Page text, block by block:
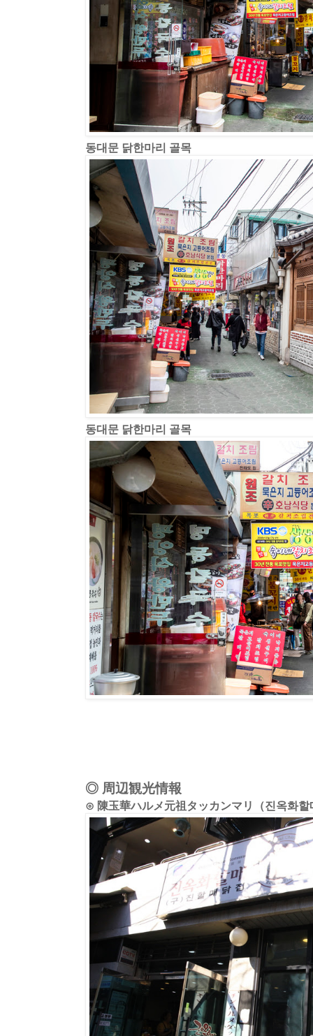
동대문 닭한마리 골목
동대문 닭한마리 골목
◎ 周辺観光情報
⊙ 陳玉華ハルメ元祖タッカンマリ（진옥화